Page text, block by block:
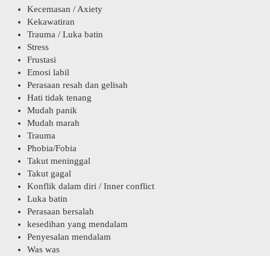
Kecemasan / Axiety
Kekawatiran
Trauma / Luka batin
Stress
Frustasi
Emosi labil
Perasaan resah dan gelisah
Hati tidak tenang
Mudah panik
Mudah marah
Trauma
Phobia/Fobia
Takut meninggal
Takut gagal
Konflik dalam diri / Inner conflict
Luka batin
Perasaan bersalah
kesedihan yang mendalam
Penyesalan mendalam
Was was